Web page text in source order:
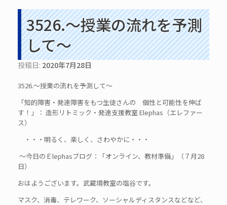
3526.～授業の流れを予測
して～
投稿日: 2020年7月28日
3526.～授業の流れを予測して～
「知的障害・発達障害をもつ生徒さんの 個性と可能性を伸ば
す！」： 造形リトミック・発達支援教室 Elephas（エレファー
ス）
・・・明るく、楽しく、さわやかに・・・
～今日のＥlephasブログ：「オンライン、教材準備」（７月28
日）
おはようございます。武蔵境教室の塩谷です。
マスク、消毒、テレワーク、ソーシャルディスタンスなどなど、